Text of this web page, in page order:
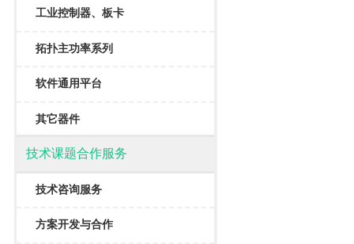
工业控制器、板卡
拓扑主功率系列
软件通用平台
其它器件
技术课题合作服务
技术咨询服务
方案开发与合作